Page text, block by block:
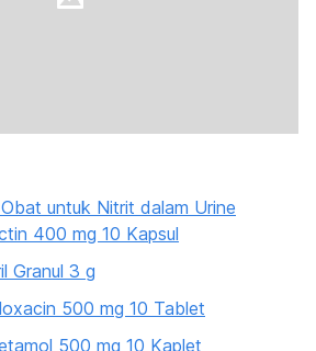
untuk Nitrit dalam Urine
400 mg 10 Kapsul
Granul 3 g
500 mg 10 Tablet
500 mg 10 Kaplet